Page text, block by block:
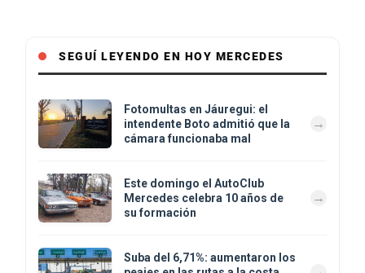
SEGUÍ LEYENDO EN HOY MERCEDES
Fotomultas en Jáuregui: el
intendente Boto admitió que la
cámara funcionaba mal
Este domingo el AutoClub
Mercedes celebra 10 años de
su formación
Suba del 6,71%: aumentaron los